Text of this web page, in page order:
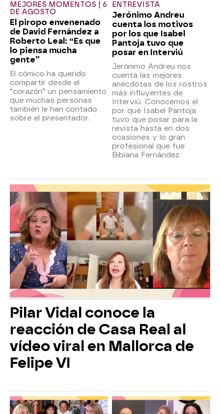
MEJORES MOMENTOS | 6
DE AGOSTO
El piropo envenenado
de David Fernández a
Roberto Leal: “Es que
lo piensa mucha
gente”
El cómico ha querido
compartir desde el
“corazón” un pensamiento
que muchas personas
también le han contado
sobre el presentador.
ENTREVISTA
Jerónimo Andreu
cuenta los motivos
por los que Isabel
Pantoja tuvo que
posar en Interviú
Jerónimo Andreu nos
cuenta las mejores
anécdotas de los rostros
más influyentes de
Interviú. Conocemos el
por qué Isabel Pantoja
tuvo que posar para la
revista hasta en dos
ocasiones y lo gran
profesional que fue
Bibiana Fernández.
Pilar Vidal conoce la
reacción de Casa Real al
vídeo viral en Mallorca de
Felipe VI